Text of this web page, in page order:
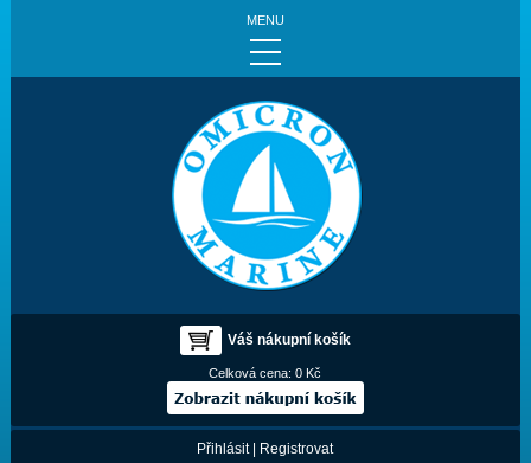
MENU
Váš nákupní košík
Celková cena:0 Kč
Přihlásit| Registrovat